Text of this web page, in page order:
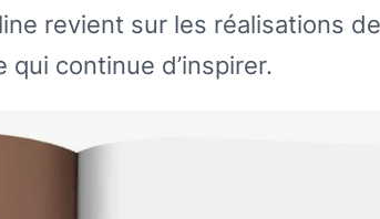
revient sur les réalisations
qui continue d’inspirer.